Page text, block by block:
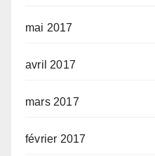
mai 2017
avril 2017
mars 2017
février 2017